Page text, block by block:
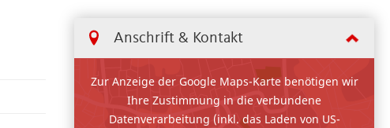
Anschrift & Kontakt
Zur Anzeige der Google Maps-Karte benötigen wir
Ihre Zustimmung in die verbundene
Datenverarbeitung (inkl. das Laden von US-